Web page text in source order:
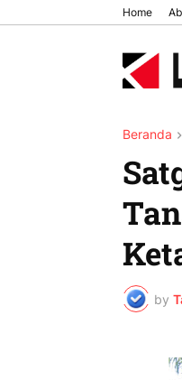
Home
Beranda
by